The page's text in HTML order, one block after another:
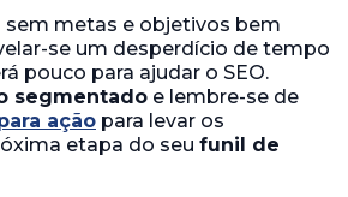
sem metas e objetivos bem
se um desperdício de tempo
pouco para ajudar o SEO.
segmentado e lembre-se de
ação para levar os
etapa do seu funil de